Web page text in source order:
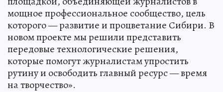
мощное профессиональное сообщество, цель
которого — развитие и процветание Сибири. В
новом проекте мы решили представить
передовые технологические решения,
которые помогут журналистам упростить
рутину и освободить главный ресурс — время
на творчество».